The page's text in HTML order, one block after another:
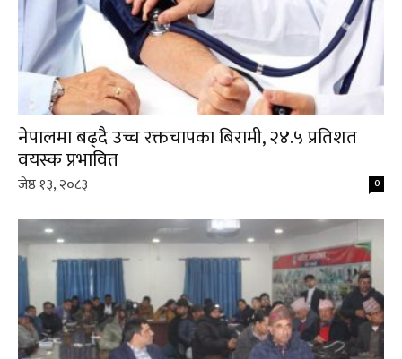
नेपालमा बढ्दै उच्च रक्तचापका बिरामी, २४.५ प्रतिशत
वयस्क प्रभावित
जेष्ठ १३, २०८३ 0